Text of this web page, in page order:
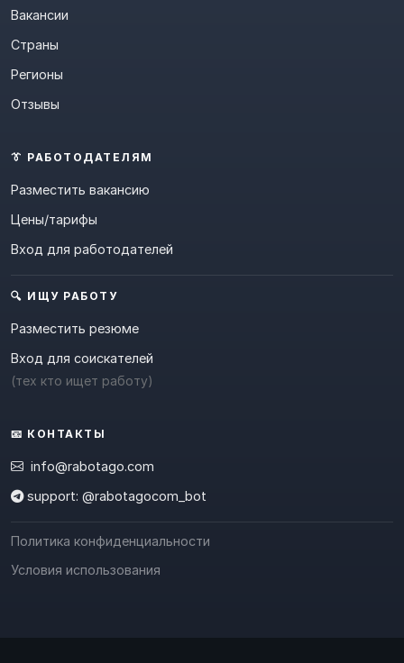
Вакансии
Страны
Регионы
Отзывы
👔 РАБОТОДАТЕЛЯМ
Разместить вакансию
Цены/тарифы
Вход для работодателей
🔍 ИЩУ РАБОТУ
Разместить резюме
Вход для соискателей
(тех кто ищет работу)
📧 КОНТАКТЫ
info@rabotago.com
support: @rabotagocom_bot
Политика конфиденциальности
Условия использования